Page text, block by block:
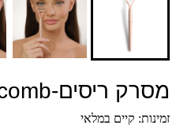
מסרק ריסים-Eyelash comb
זמינות: קיים במלאי